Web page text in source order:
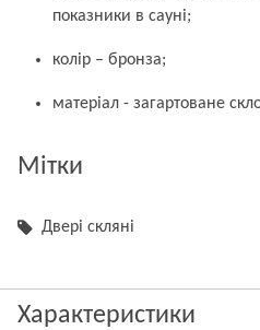
показники в сауні;
колір – бронза;
матеріал - загартоване
Мітки
Двері скляні
Характеристики